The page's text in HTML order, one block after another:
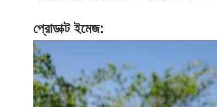
প্রোডাক্ট ইমেজ: